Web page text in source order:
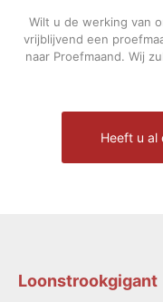
Wilt u de werking van
vrijblijvend een
naar Proefmaand. Wij
Loonstrookgigant